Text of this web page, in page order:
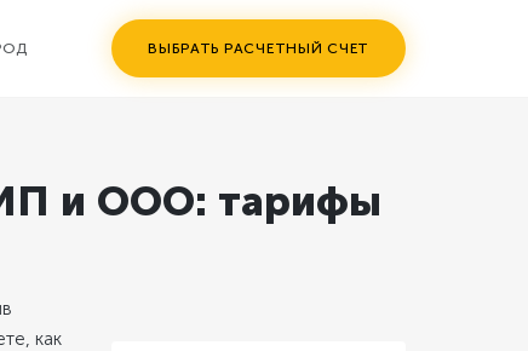
ВЫБРАТЬ РАСЧЕТНЫЙ СЧЕТ
и ООО: тарифы
как